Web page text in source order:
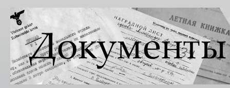
Документы
XX века
Всемирная
история в
Интернете